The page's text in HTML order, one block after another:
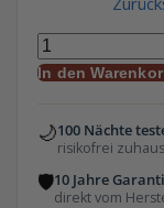
In den
🌙100 Nächte
risikofrei
🛡10 Jahre
direkt vom